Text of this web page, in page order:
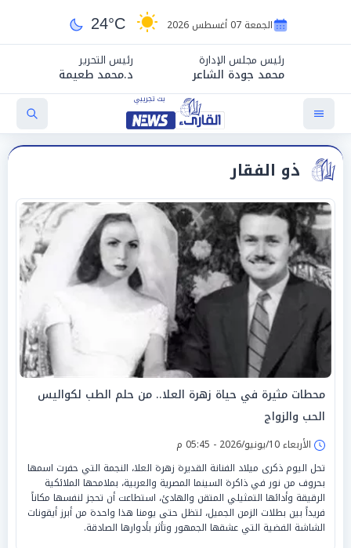
الجمعة 07 أغسطس 2026 24°C
رئيس مجلس الإدارة
محمد جودة الشاعر
رئيس التحرير
د.محمد طعيمة
ذو الفقار
محطات مثيرة في حياة زهرة العلا.. من حلم الطب لكواليس
الحب والزواج
الأربعاء 10/يونيو/2026 - 05:45 م
تحل اليوم ذكرى ميلاد الفنانة القديرة زهرة العلا، النجمة التي حفرت اسمها
بحروف من نور في ذاكرة السينما المصرية والعربية، بملامحها الملائكية
الرقيقة وأدائها التمثيلي المتقن والهادئ، استطاعت أن تحجز لنفسها مكاناً
فريداً بين بطلات الزمن الجميل، لتظل حتى يومنا هذا واحدة من أبرز أيقونات
الشاشة الفضية التي عشقها الجمهور وتأثر بأدوارها الصادقة.